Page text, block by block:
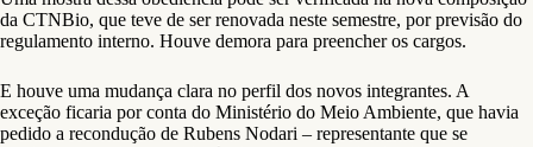
da CTNBio, que teve de ser renovada neste semestre, por previsão do
regulamento interno. Houve demora para preencher os cargos.
E houve uma mudança clara no perfil dos novos integrantes. A
exceção ficaria por conta do Ministério do Meio Ambiente, que havia
pedido a recondução de Rubens Nodari – representante que se